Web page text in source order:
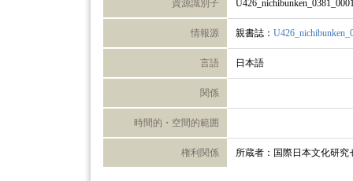
資源識別子
情報源 親書誌：
言語 日本語
関係
時間的・空間的範囲
権利関係 所蔵者：国際日本文化研究